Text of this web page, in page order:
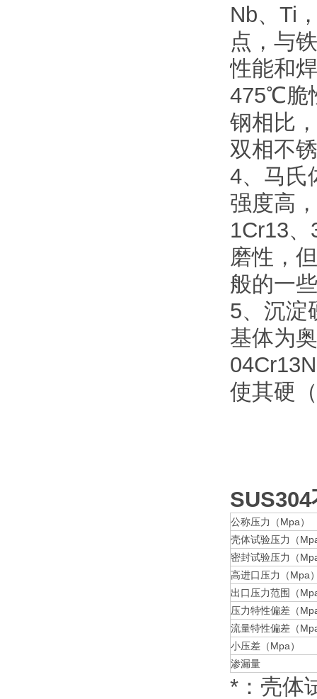
Nb、Ti
点，与
性能和
475℃脆
钢相比
双相不
4、马氏
强度高
1Cr13
磨性，
般的一
5、沉淀
基体为
使其硬
SUS304
公称压力（Mpa）
壳体试验压力（
密封试验压力（
高进口压力（Mpa
出口压力范围（
压力特性偏差（
流量特性偏差（
小压差（Mpa）
渗漏量
*：壳体